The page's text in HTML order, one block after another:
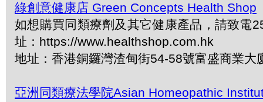
綠創意健康店 Green Concepts Health Shop
如想購買同類療劑及其它健康產品，請致電
址：https://www.healthshop.com.hk
地址：香港銅鑼灣渣甸街54-58號富盛商業大
亞洲同類療法學院Asian Homeopathic